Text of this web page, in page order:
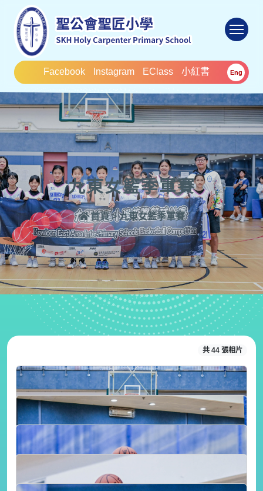
Facebook Instagram EClass 小紅書 Eng
九東女籃季軍賽
首頁 > 九東女籃季軍賽
共 44 張相片